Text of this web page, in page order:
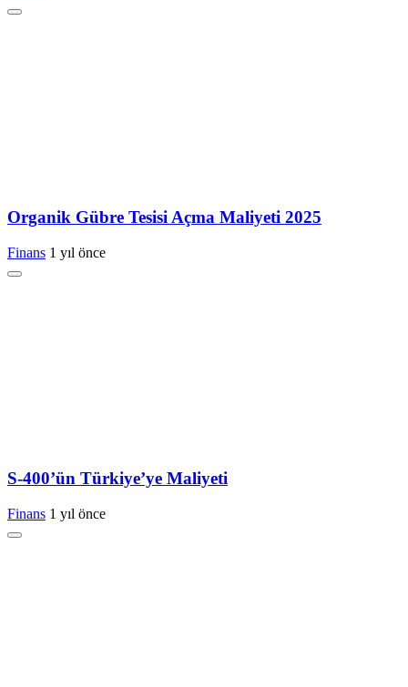
Organik Gübre Tesisi Açma Maliyeti 2025
Finans 1 yıl önce
S-400’ün Türkiye’ye Maliyeti
Finans 1 yıl önce